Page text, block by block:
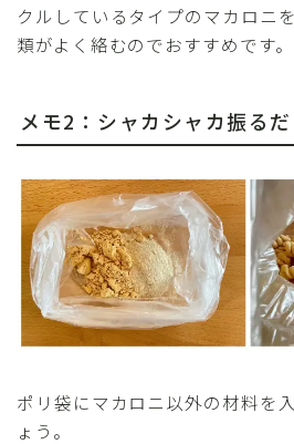
クルしているタイプのマカロニ
類がよく絡むのでおすすめです。
メモ2：シャカシャカ振る
ポリ袋にマカロニ以外の材料を
ょう。